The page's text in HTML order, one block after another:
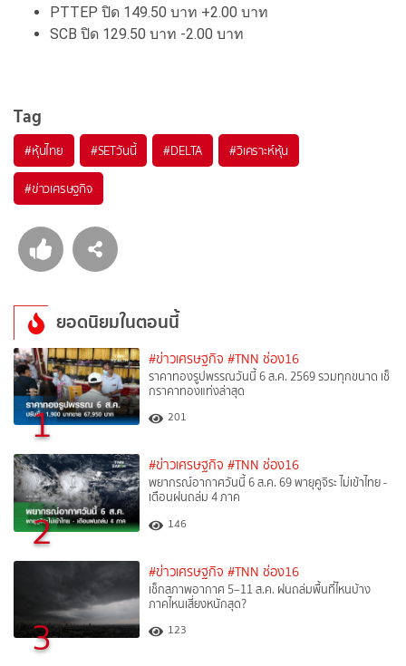
PTTEP ปิด 149.50 บาท +2.00 บาท
SCB ปิด 129.50 บาท -2.00 บาท
Tag
#หุ้นไทย #SETวันนี้ #DELTA #วิเคราะห์หุ้น
#ข่าวเศรษฐกิจ
ยอดนิยมในตอนนี้
1
#ข่าวเศรษฐกิจ #TNN ช่อง16
ราคาทองรูปพรรณวันนี้ 6 ส.ค. 2569 รวมทุกขนาด เช็
กราคาทองแท่งล่าสุด
201
2
#ข่าวเศรษฐกิจ #TNN ช่อง16
พยากรณ์อากาศวันนี้ 6 ส.ค. 69 พายุคูจิระ ไม่เข้าไทย -
เตือนฝนถล่ม 4 ภาค
146
3
#ข่าวเศรษฐกิจ #TNN ช่อง16
เช็กสภาพอากาศ 5–11 ส.ค. ฝนถล่มพื้นที่ไหนบ้าง
ภาคไหนเสี่ยงหนักสุด?
123